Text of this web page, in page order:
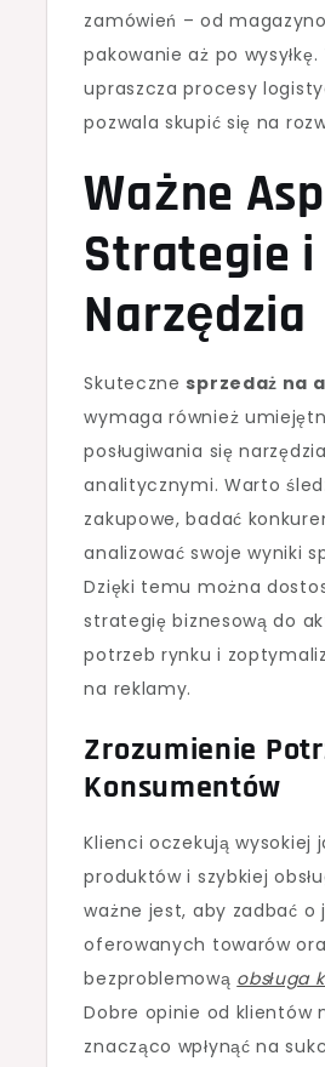
zamówień – od
pakowanie aż po
upraszcza procesy
pozwala skupić się na
Ważne
Strategie i
Narzędzia
Skutecznesprzedaż na
wymaga również
posługiwania się
analitycznymi. Warto
zakupowe, badać
analizować swoje wyniki
Dzięki temu można
strategię biznesową do
potrzeb rynku i
na reklamy.
Zrozumienie
Konsumentów
Klienci oczekują wysokiej
produktów i szybkiej
ważne jest, aby zadbać o
oferowanych towarów
bezproblemową obsługa
Dobre opinie od klientów
znacząco wpłynąć na